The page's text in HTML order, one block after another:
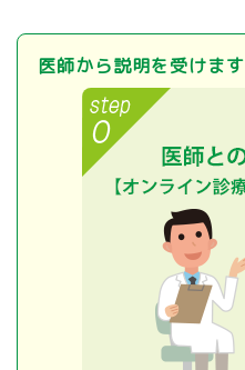
医師から説明を受けます